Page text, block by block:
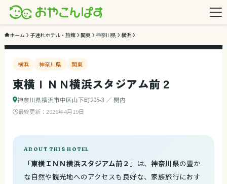
ホーム 子連れホテル・旅館 関東 神奈川県 横浜
横浜 神奈川県 関東
東横ＩＮＮ横浜スタジアム前２
神奈川県横浜市中区山下町205-3 ／ 関内
最終更新： 2026年4月19日
ABOUT THIS HOTEL
「東横ＩＮＮ横浜スタジアム前２ 」は、 神奈川県の豊か
な自然や観光地へのアクセスも良好な、家族旅行におす